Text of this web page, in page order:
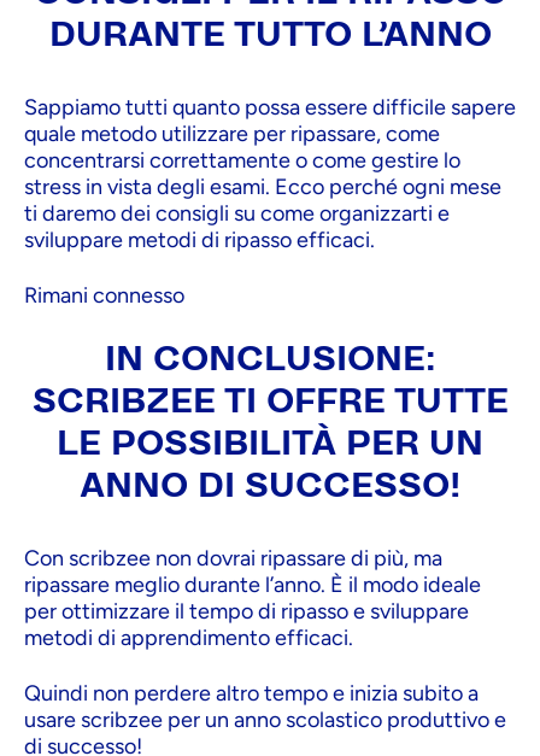
DURANTE TUTTO L'ANNO
Sappiamo tutti quanto possa essere difficile sapere
quale metodo utilizzare per ripassare, come
concentrarsi correttamente o come gestire lo
stress in vista degli esami. Ecco perché ogni mese
ti daremo dei consigli su come organizzarti e
sviluppare metodi di ripasso efficaci.
Rimani connesso
IN CONCLUSIONE:
SCRIBZEE TI OFFRE TUTTE
LE POSSIBILITÀ PER UN
ANNO DI SUCCESSO!
Con scribzee non dovrai ripassare di più, ma
ripassare meglio durante l’anno. È il modo ideale
per ottimizzare il tempo di ripasso e sviluppare
metodi di apprendimento efficaci.
Quindi non perdere altro tempo e inizia subito a
usare scribzee per un anno scolastico produttivo e
di successo!